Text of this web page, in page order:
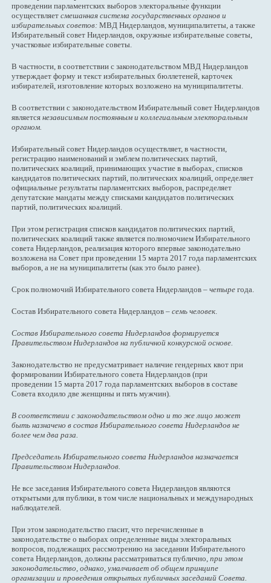
проведении парламентских выборов электоральные функции
осуществляет смешанная система государственных органов и
избирательных советов: МВД Нидерландов, муниципалитеты, а также
Избирательный совет Нидерландов, окружные избирательные советы,
участковые избирательные советы.
В частности, в соответствии с законодательством МВД Нидерландов
утверждает форму и текст избирательных бюллетеней, карточек
избирателей, изготовление которых возложено на муниципалитеты.
В соответствии с законодательством Избирательный совет Нидерландов
является независимым постоянным и коллегиальным электоральным
органом.
Избирательный совет Нидерландов осуществляет, в частности,
регистрацию наименований и эмблем политических партий,
политических коалиций, принимающих участие в выборах, списков
кандидатов политических партий, политических коалиций, определяет
официальные результаты парламентских выборов, распределяет
депутатские мандаты между списками кандидатов политических
партий, политических коалиций.
При этом регистрация списков кандидатов политических партий,
политических коалиций также является полномочием Избирательного
совета Нидерландов, реализация которого впервые законодательно
возложена на Совет при проведении 15 марта 2017 года парламентских
выборов, а не на муниципалитеты (как это было ранее).
Срок полномочий Избирательного совета Нидерландов – четыре года.
Состав Избирательного совета Нидерландов – семь человек.
Состав Избирательного совета Нидерландов формируется
Правительством Нидерландов на публичной конкурсной основе.
Законодательство не предусматривает наличие гендерных квот при
формировании Избирательного совета Нидерландов (при
проведении 15 марта 2017 года парламентских выборов в составе
Совета входило две женщины и пять мужчин).
В соответствии с законодательством одно и то же лицо может
быть назначено в состав Избирательного совета Нидерландов не
более чем два раза.
Председатель Избирательного совета Нидерландов назначается
Правительством Нидерландов.
Не все заседания Избирательного совета Нидерландов являются
открытыми для публики, в том числе национальных и международных
наблюдателей.
При этом законодательство гласит, что перечисленные в
законодательстве о выборах определенные виды электоральных
вопросов, подлежащих рассмотрению на заседании Избирательного
совета Нидерландов, должны рассматриваться публично, при этом
законодательство, однако, умалчивает об общем принципе
организации и проведения открытых публичных заседаний Совета.